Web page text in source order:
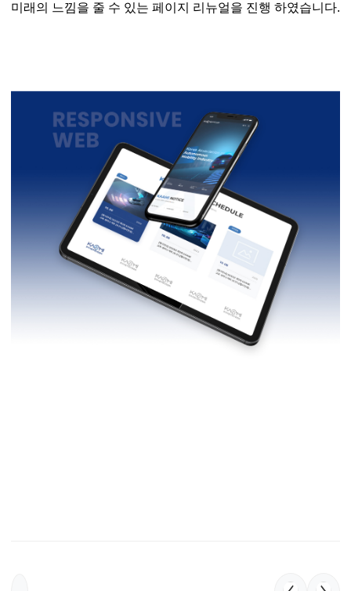
미래의 느낌을 줄 수 있는 페이지 리뉴얼을 진행 하였습니다.